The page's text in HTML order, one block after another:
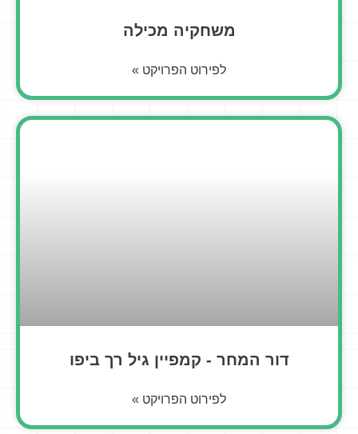
משחקיה מכילה
לפירוט הפרויקט »
דור המחר - קמפיין גיל רך ביפו
לפירוט הפרויקט »